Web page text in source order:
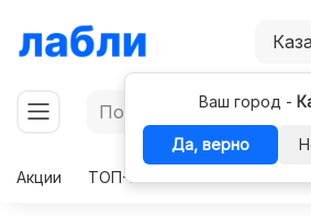
Ваш город -
Да, верно
Акции
ТОП-50